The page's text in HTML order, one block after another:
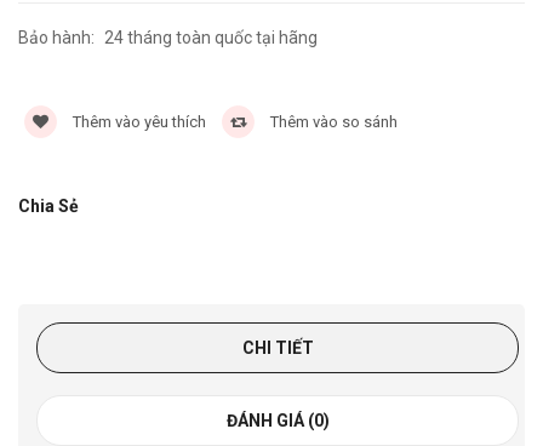
Bảo hành: 24 tháng toàn quốc tại hãng
Thêm vào yêu thích Thêm vào so sánh
Chia Sẻ
CHI TIẾT
ĐÁNH GIÁ (0)